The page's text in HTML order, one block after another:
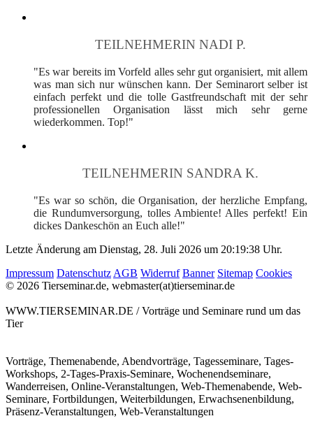
TEILNEHMERIN NADI P.
"Es war bereits im Vorfeld alles sehr gut organisiert, mit allem
was man sich nur wünschen kann. Der Seminarort selber ist
einfach perfekt und die tolle Gastfreundschaft mit der sehr
professionellen Organisation lässt mich sehr gerne
wiederkommen. Top!"
TEILNEHMERIN SANDRA K.
"Es war so schön, die Organisation, der herzliche Empfang,
die Rundumversorgung, tolles Ambiente! Alles perfekt! Ein
dickes Dankeschön an Euch alle!"
Letzte Änderung am Dienstag, 28. Juli 2026 um 20:19:38 Uhr.
Impressum DatenschutzAGB Widerruf Banner Sitemap Cookies
© 2026 Tierseminar.de, webmaster(at)tierseminar.de
WWW.TIERSEMINAR.DE / Vorträge und Seminare rund um das
Tier
Vorträge, Themenabende, Abendvorträge, Tagesseminare, Tages-
Workshops, 2-Tages-Praxis-Seminare, Wochenendseminare,
Wanderreisen, Online-Veranstaltungen, Web-Themenabende, Web-
Seminare, Fortbildungen, Weiterbildungen, Erwachsenenbildung,
Präsenz-Veranstaltungen, Web-Veranstaltungen